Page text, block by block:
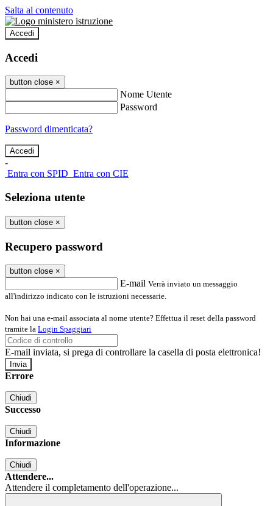
Salta al contenuto
Accedi
Accedi
button close ×
Nome Utente
Password
Password dimenticata?
-
Entra con SPID Entra con CIE
Seleziona utente
button close ×
Recupero password
button close ×
E-mail Verrà inviato un messaggio
all'indirizzo indicato con le istruzioni necessarie.
Non hai una e-mail associata al nome utente? Effettua il reset della password
tramite la Login Spaggiari
E-mail inviata, si prega di controllare la casella di posta elettronica!
Errore
Chiudi
Successo
Chiudi
Informazione
Chiudi
Attendere...
Attendere il completamento dell'operazione...